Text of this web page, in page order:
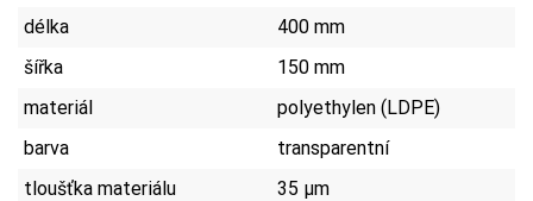
délka
400 mm
šířka
150 mm
materiál
polyethylen (LDPE)
barva
transparentní
tloušťka materiálu
35 µm